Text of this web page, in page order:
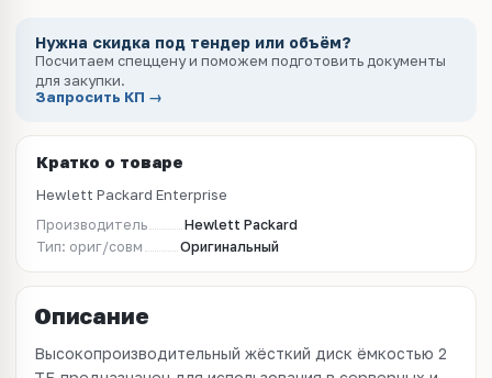
Нужна скидка под тендер или объём?
Посчитаем спеццену и поможем подготовить документы
для закупки.
Запросить КП →
Кратко о товаре
Hewlett Packard Enterprise
Производитель
Hewlett Packard
Тип: ориг/совм
Оригинальный
Описание
Высокопроизводительный жёсткий диск ёмкостью 2